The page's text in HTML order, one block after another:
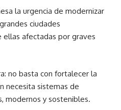
la urgencia de modernizar
ciudades
ellas afectadas por graves
no basta con fortalecer la
necesita sistemas de
modernos y sostenibles.